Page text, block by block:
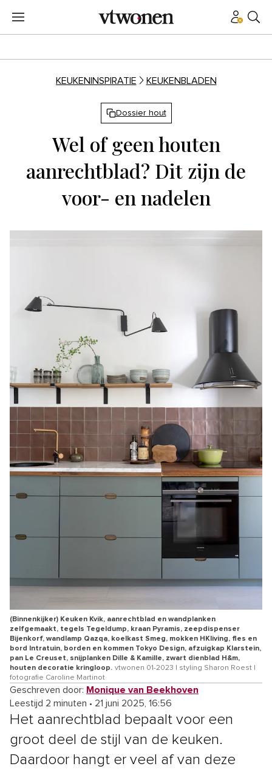
KEUKENINSPIRATIE KEUKENBLADEN
Dossier hout
Wel of geen houten
aanrechtblad? Dit zijn de
voor- en nadelen
(Binnenkijker) Keuken Kvik, aanrechtblad en wandplanken
zelfgemaakt, tegels Tegeldump, kraan Pyramis, zeepdispenser
Bijenkorf, wandlamp Qazqa, koelkast Smeg, mokken HKliving, fles en
bord Intratuin, borden en kommen Tokyo Design, afzuigkap Klarstein,
pan Le Creuset, snijplanken Dille & Kamille, zwart dienblad H&m,
houten decoratie kringloop. vtwonen 01-2023 | styling Sharon Roest |
fotografie Caroline Martinot
Geschreven door: Monique van Beekhoven
Leestijd 2 minuten • 21 juni 2025, 16:56
Het aanrechtblad bepaalt voor een
groot deel de stijl van de keuken.
Daardoor hangt er veel af van deze